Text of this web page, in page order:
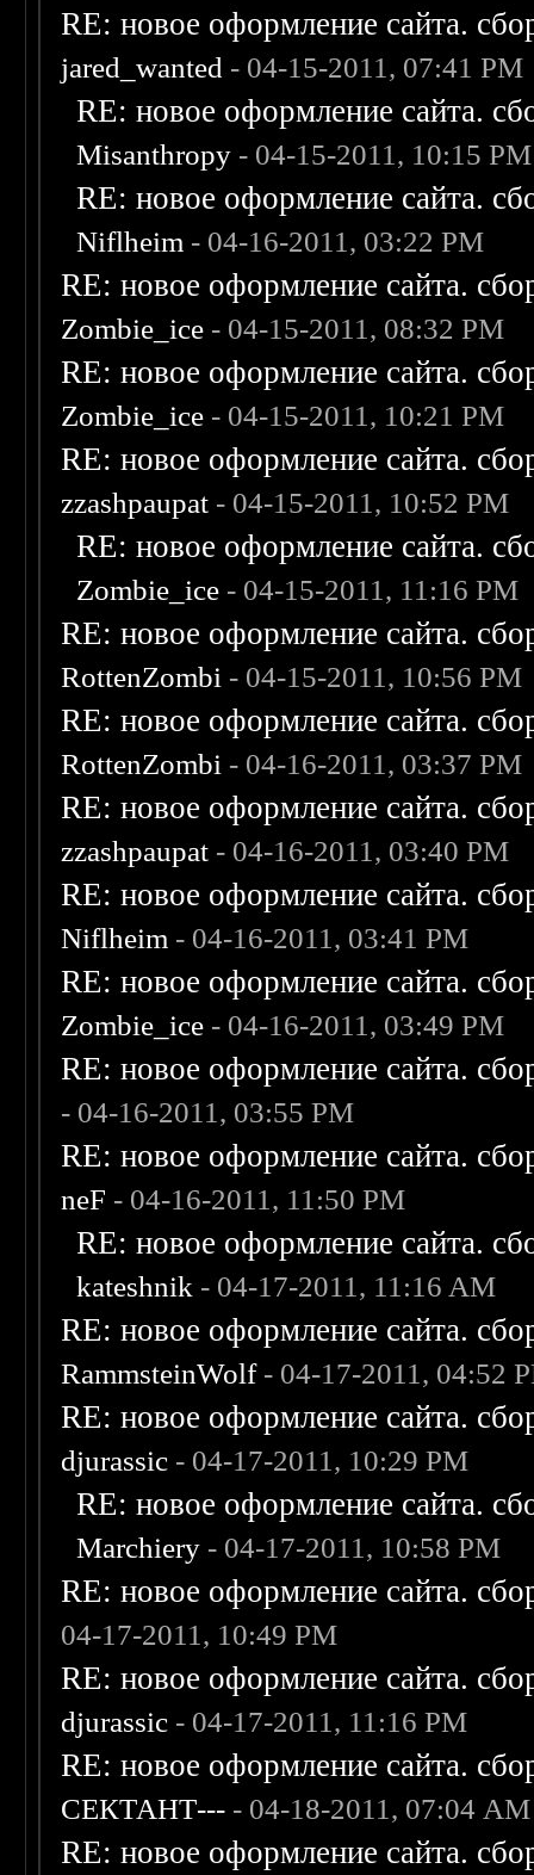
RE: новое оформление сайта.
jared_wanted - 04-15-2011, 07:41 PM
RE: новое оформление сайта.
Misanthropy - 04-15-2011, 10:15 PM
RE: новое оформление сайта.
Niflheim - 04-16-2011, 03:22 PM
RE: новое оформление сайта.
Zombie_ice - 04-15-2011, 08:32 PM
RE: новое оформление сайта.
Zombie_ice - 04-15-2011, 10:21 PM
RE: новое оформление сайта.
zzashpaupat - 04-15-2011, 10:52 PM
RE: новое оформление сайта.
Zombie_ice - 04-15-2011, 11:16 PM
RE: новое оформление сайта.
RottenZombi - 04-15-2011, 10:56 PM
RE: новое оформление сайта.
RottenZombi - 04-16-2011, 03:37 PM
RE: новое оформление сайта.
zzashpaupat - 04-16-2011, 03:40 PM
RE: новое оформление сайта.
Niflheim - 04-16-2011, 03:41 PM
RE: новое оформление сайта.
Zombie_ice - 04-16-2011, 03:49 PM
RE: новое оформление сайта.
- 04-16-2011, 03:55 PM
RE: новое оформление сайта.
neF - 04-16-2011, 11:50 PM
RE: новое оформление сайта.
kateshnik - 04-17-2011, 11:16 AM
RE: новое оформление сайта.
RammsteinWolf- 04-17-2011, 04:52
RE: новое оформление сайта.
djurassic - 04-17-2011, 10:29 PM
RE: новое оформление сайта.
Marchiery - 04-17-2011, 10:58 PM
RE: новое оформление сайта.
04-17-2011, 10:49 PM
RE: новое оформление сайта.
djurassic - 04-17-2011, 11:16 PM
RE: новое оформление сайта.
СЕКТАНТ--- - 04-18-2011, 07:04 AM
RE: новое оформление сайта.